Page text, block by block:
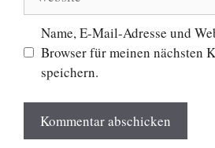
Name, E-Mail-Adresse und
Browser für meinen nächsten
speichern.